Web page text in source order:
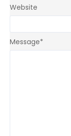
Message*
Website